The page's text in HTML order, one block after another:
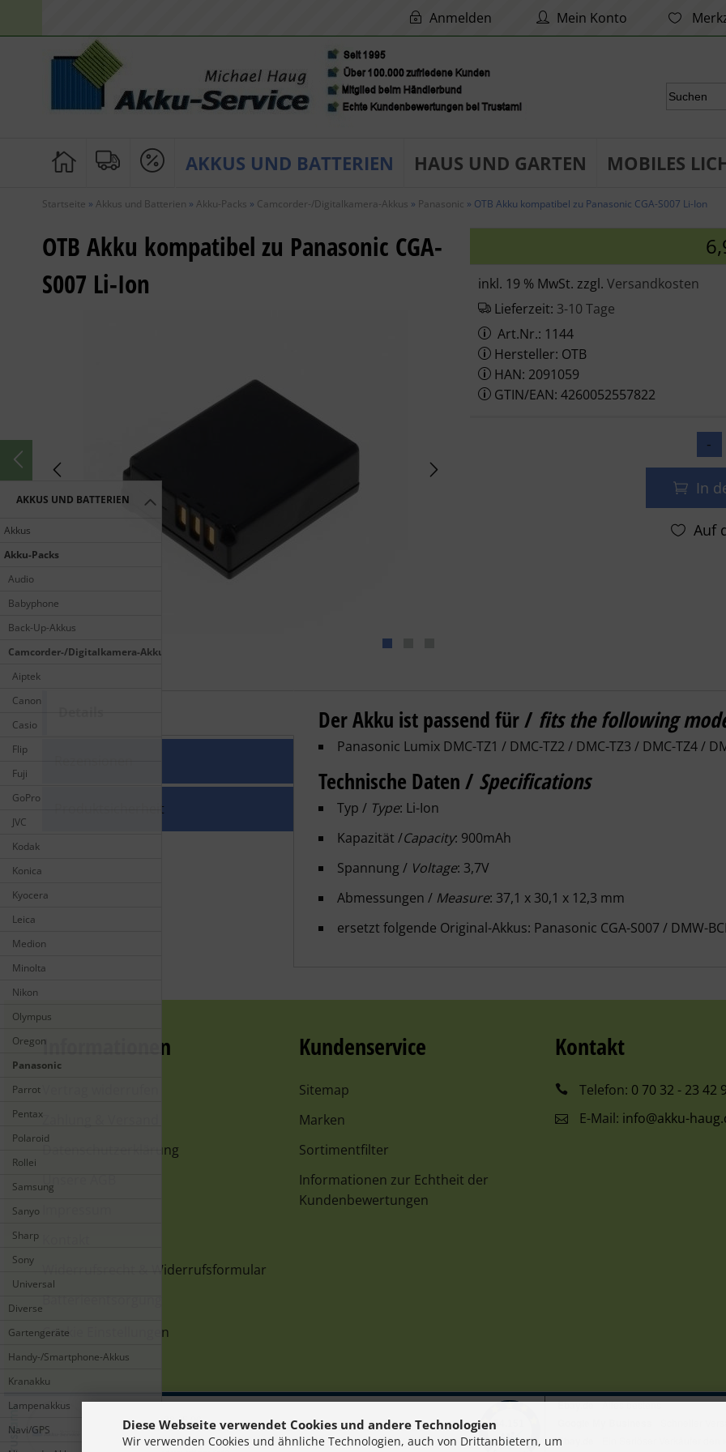
Anmelden Mein Konto
AKKUS UND BATTERIEN HAUS UND GARTEN MOBILES
AKKUS UND BATTERIEN
Akkus
Akku-Packs
Audio
Babyphone
Back-Up-Akkus
Camcorder-/Digitalkamera-Akkus
Aiptek
Canon
Casio
Flip
Fuji
GoPro
JVC
Kodak
Konica
Kyocera
Leica
Medion
Minolta
Nikon
Olympus
Oregon
Panasonic
Parrot
Pentax
Polaroid
Rollei
Samsung
Sanyo
Sharp
Sony
Universal
Diverse
Gartengeräte
Handy-/Smartphone-Akkus
Kranakku
Lampenakkus
Navi/GPS
Startseite » Akkus und Batterien » Akku-Packs » Camcorder-/Digitalkamera-Akkus » Panasonic » OTB Akku kompatibel zu Panasonic CGA-S007 Li-Ion
OTB Akku kompatibel zu Panasonic CGA-
S007 Li-Ion
inkl. 19 % MwSt. zzgl. Versandkosten
Lieferzeit: 3-10 Tage
Art.Nr.: 1144
Hersteller: OTB
HAN: 2091059
GTIN/EAN: 4260052557822
In
Produktsicherheit
OTB Akku kompatibel zu Panasonic CGA-S007
Der Akku ist passend für / fits the following
Panasonic Lumix DMC-TZ1 / DMC-TZ2 / DMC-TZ3 / DMC-TZ4 /
Technische Daten / Specifications
Typ / Type: Li-Ion
Kapazität /Capacity: 900mAh
Spannung / Voltage: 3,7V
Abmessungen / Measure: 37,1 x 30,1 x 12,3 mm
ersetzt folgende Original-Akkus: Panasonic CGA-S007 / DMW-
Informationen
Zahlung & Versand
Datenschutzerklärung
Widerrufsrecht & Widerrufsformular
Cookie Einstellungen
Kundenservice
Sitemap
Marken
Sortimentfilter
Informationen zur Echtheit der
Kundenbewertungen
Kontakt
Telefon: 0 70 32 - 23 42 9
E-Mail: info@akku-
Diese Webseite verwendet Cookies und andere Technologien
Wir verwenden Cookies und ähnliche Technologien, auch von Drittanbietern, um